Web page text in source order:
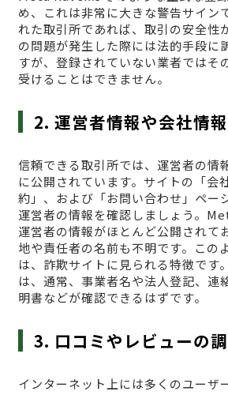
め、これは非常に大きな警告サイン
れた取引所であれば、取引の安全性
の問題が発生した際には法的手段に
すが、登録されていない業者ではそ
受けることはできません。
2. 運営者情報や会社情
信頼できる取引所では、運営者の情
に公開されています。サイトの「会
約」、および「お問い合わせ」ペー
運営者の情報を確認しましょう。
運営者の情報がほとんど公開されて
地や責任者の名前も不明です。この
は、詐欺サイトに見られる特徴です
は、通常、事業者名や法人登記、連
明書などが確認できるはずです。
3. 口コミやレビューの
インターネット上には多くのユーザ